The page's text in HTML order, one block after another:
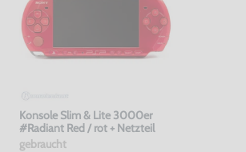
Konsole Slim & Lite 3000er
#Radiant Red / rot + Netzteil
gebraucht